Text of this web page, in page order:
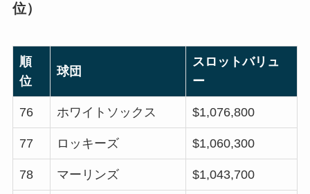
位）
順
位
球団
スロットバリュ
ー
76 ホワイトソックス $1,076,800
77 ロッキーズ $1,060,300
78 マーリンズ $1,043,700